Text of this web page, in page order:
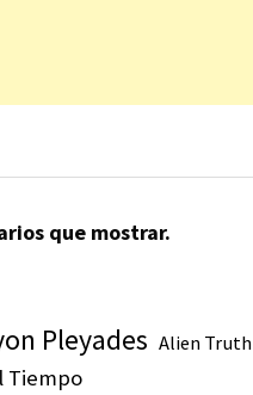
que mostrar.
Pleyades Alien Truth
Tiempo